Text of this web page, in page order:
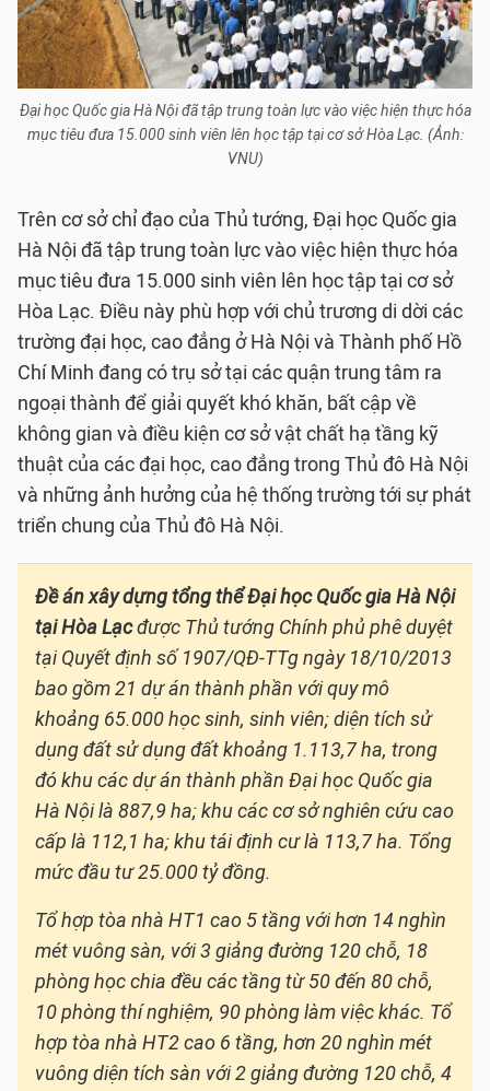
Đại học Quốc gia Hà Nội đã tập trung toàn lực vào việc hiện thực hóa
mục tiêu đưa 15.000 sinh viên lên học tập tại cơ sở Hòa Lạc. (Ảnh:
VNU)
Trên cơ sở chỉ đạo của Thủ tướng, Đại học Quốc gia
Hà Nội đã tập trung toàn lực vào việc hiện thực hóa
mục tiêu đưa 15.000 sinh viên lên học tập tại cơ sở
Hòa Lạc. Điều này phù hợp với chủ trương di dời các
trường đại học, cao đẳng ở Hà Nội và Thành phố Hồ
Chí Minh đang có trụ sở tại các quận trung tâm ra
ngoại thành để giải quyết khó khăn, bất cập về
không gian và điều kiện cơ sở vật chất hạ tầng kỹ
thuật của các đại học, cao đẳng trong Thủ đô Hà Nội
và những ảnh hưởng của hệ thống trường tới sự phát
triển chung của Thủ đô Hà Nội.
Đề án xây dựng tổng thể Đại học Quốc gia Hà Nội
tại Hòa Lạcđược Thủ tướng Chính phủ phê duyệt
tại Quyết định số 1907/QĐ-TTg ngày 18/10/2013
bao gồm 21 dự án thành phần với quy mô
khoảng 65.000 học sinh, sinh viên; diện tích sử
dụng đất sử dụng đất khoảng 1.113,7 ha, trong
đó khu các dự án thành phần Đại học Quốc gia
Hà Nội là 887,9 ha; khu các cơ sở nghiên cứu cao
cấp là 112,1 ha; khu tái định cư là 113,7 ha. Tổng
mức đầu tư 25.000 tỷ đồng.
Tổ hợp tòa nhà HT1 cao 5 tầng với hơn 14 nghìn
mét vuông sàn, với 3 giảng đường 120 chỗ, 18
phòng học chia đều các tầng từ 50 đến 80 chỗ,
10 phòng thí nghiệm, 90 phòng làm việc khác. Tổ
hợp tòa nhà HT2 cao 6 tầng, hơn 20 nghìn mét
vuông diện tích sàn với 2 giảng đường 120 chỗ, 4